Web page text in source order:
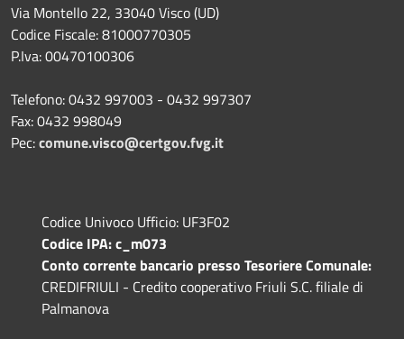
Via Montello 22, 33040 Visco (UD)
Codice Fiscale: 81000770305
P.Iva: 00470100306
Telefono: 0432 997003 - 0432 997307
Fax: 0432 998049
Pec:comune.visco@certgov.fvg.it
Codice Univoco Ufficio: UF3F02
Codice IPA: c_m073
Conto corrente bancario presso Tesoriere Comunale:
CREDIFRIULI - Credito cooperativo Friuli S.C. filiale di
Palmanova